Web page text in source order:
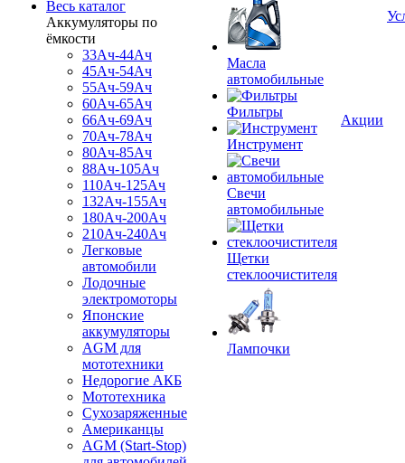
Весь каталог
Аккумуляторы по
ёмкости
33Ач-44Ач
45Ач-54Ач
55Ач-59Ач
60Ач-65Ач
66Ач-69Ач
70Ач-78Ач
80Ач-85Ач
88Ач-105Ач
110Ач-125Ач
132Ач-155Ач
180Ач-200Ач
210Ач-240Ач
Легковые
автомобили
Лодочные
электромоторы
Японские
аккумуляторы
AGM для
мототехники
Недорогие АКБ
Мототехника
Сухозаряженные
Американцы
AGM (Start-Stop)
Масла
автомобильные
Фильтры
Инструмент
Свечи
автомобильные
Щетки
стеклоочистителя
Лампочки
Акции